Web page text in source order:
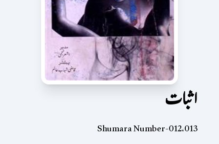
اثبات
Shumara Number-012،013